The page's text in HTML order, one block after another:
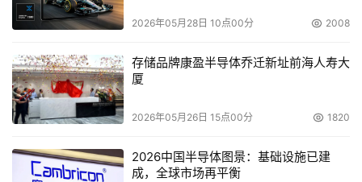
StorageWorks推出各种解决方案，提供灾难容忍、储存统
与快速的故障恢复。全新且经过强化的解决方案以HP
ENSAextended策略为基础，提供可控制、具备弹性且可延
展的可适应性基层架构储存框架。
2026年05月28日 10点00分 2008
存储品牌康盈半导体乔迁新址前海人寿大
厦
2026年05月26日 15点00分 1820
2026中国半导体图景：基础设施已建
成，全球市场再平衡